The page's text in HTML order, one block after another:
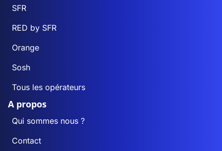
SFR
RED by SFR
Orange
Sosh
Tous les opérateurs
A propos
Qui sommes nous ?
Contact